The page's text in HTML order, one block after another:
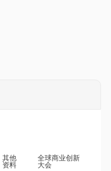
其他
资料
全球商业创新
大会